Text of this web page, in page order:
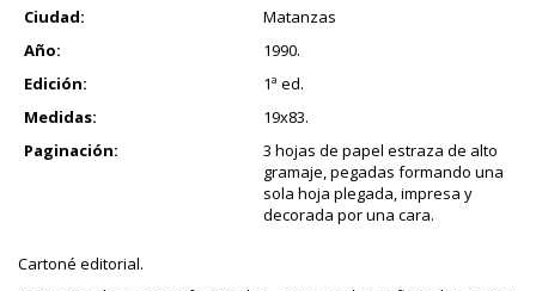
Ciudad:
Matanzas
Año:
1990.
Edición:
1ª ed.
Medidas:
19x83.
Paginación:
3 hojas de papel estraza de alto
gramaje, pegadas formando una
sola hoja plegada, impresa y
decorada por una cara.
Cartoné editorial.